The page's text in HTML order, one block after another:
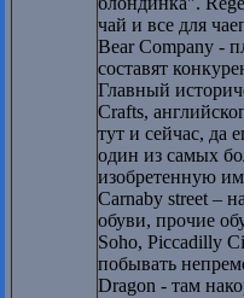
чай и все для
Bear Company -
составят
Главный
Crafts,
тут и сейчас, да
один из самых
изобретенную
Carnaby street –
обуви, прочие
Soho, Piccadilly
побывать
Dragon - там